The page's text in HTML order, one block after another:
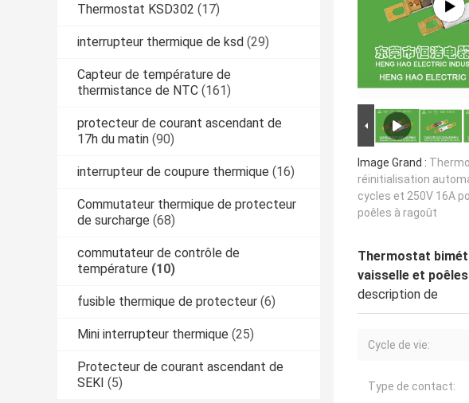
Thermostat KSD302 (17)
interrupteur thermique de ksd (29)
Capteur de température de
thermistance de NTC (161)
protecteur de courant ascendant de
17h du matin (90)
interrupteur de coupure thermique (16)
Commutateur thermique de protecteur
de surcharge (68)
commutateur de contrôle de
température (10)
fusible thermique de protecteur (6)
Mini interrupteur thermique (25)
Protecteur de courant ascendant de
SEKI (5)
Image Grand :
réinitialisation
cycles et 250V 16A
poêles à ragoût
Thermostat
vaisselle et
description de
Cycle de vie:
Type de contact: